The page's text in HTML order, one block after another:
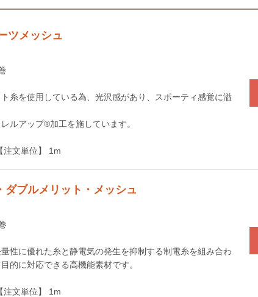
ツメッシュ
糸を使用している為、光沢感があり、スポーティ感覚に溢
ルアップ®加工を施しています。
文単位】 1m
ブルメリット・メッシュ
性に優れた糸と静電気の発生を抑制する制電糸を組み合わ
的に対応できる高機能素材です。
文単位】 1m